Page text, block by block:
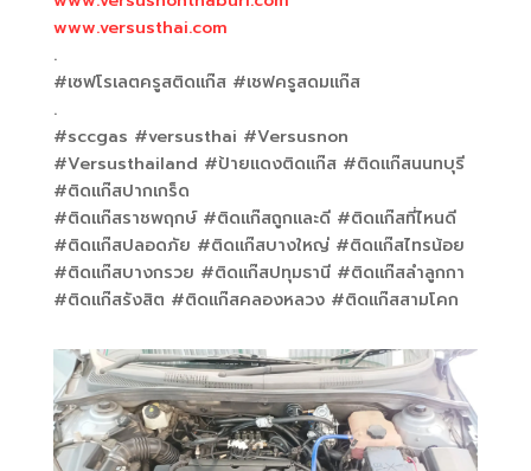
www.versusthai.com
.
#เซฟโรเลตครูสติดแก๊ส #เชฟครูสดมแก๊ส
.
#sccgas #versusthai #Versusnon
#Versusthailand #ป้ายแดงติดแก๊ส #ติดแก๊สนนทบุรี
#ติดแก๊สปากเกร็ด
#ติดแก๊สราชพฤกษ์ #ติดแก๊สถูกและดี #ติดแก๊สที่ไหนดี
#ติดแก๊สปลอดภัย #ติดแก๊สบางใหญ่ #ติดแก๊สไทรน้อย
#ติดแก๊สบางกรวย #ติดแก๊สปทุมธานี #ติดแก๊สลำลูกกา
#ติดแก๊สรังสิต #ติดแก๊สคลองหลวง #ติดแก๊สสามโคก